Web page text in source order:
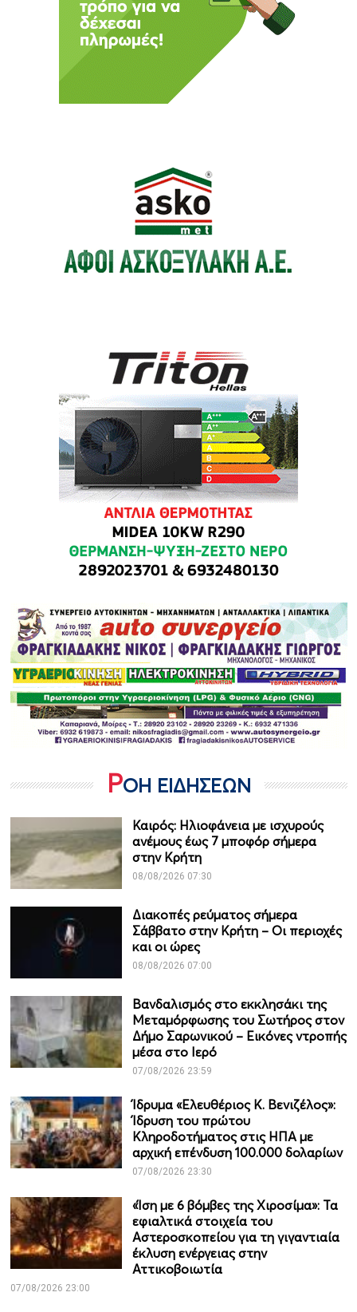
ΡΟΗ ΕΙΔΗΣΕΩΝ
Καιρός: Ηλιοφάνεια με ισχυρούς
ανέμους έως 7 μποφόρ σήμερα
στην Κρήτη
08/08/2026 07:30
Διακοπές ρεύματος σήμερα
Σάββατο στην Κρήτη – Οι περιοχές
και οι ώρες
08/08/2026 07:00
Βανδαλισμός στο εκκλησάκι της
Μεταμόρφωσης του Σωτήρος στον
Δήμο Σαρωνικού – Εικόνες ντροπής
μέσα στο Ιερό
07/08/2026 23:59
Ίδρυμα «Ελευθέριος Κ. Βενιζέλος»:
Ίδρυση του πρώτου
Κληροδοτήματος στις ΗΠΑ με
αρχική επένδυση 100.000 δολαρίων
07/08/2026 23:30
«Ίση με 6 βόμβες της Χιροσίμα»: Τα
εφιαλτικά στοιχεία του
Αστεροσκοπείου για τη γιγαντιαία
έκλυση ενέργειας στην
Αττικοβοιωτία
07/08/2026 23:00